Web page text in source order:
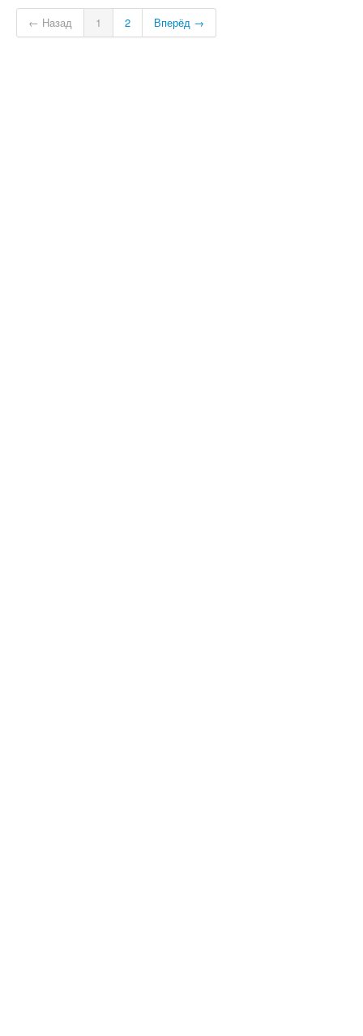
← Назад 1 2 Вперёд →